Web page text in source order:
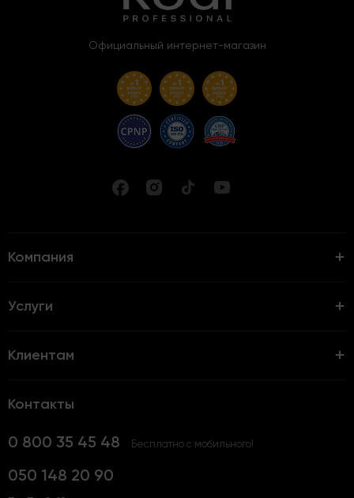
Официальный интернет-магазин
Компания
Услуги
Клиентам
Контакты
0 800 35 45 48 Бесплатно с мобильного!
050 148 20 90